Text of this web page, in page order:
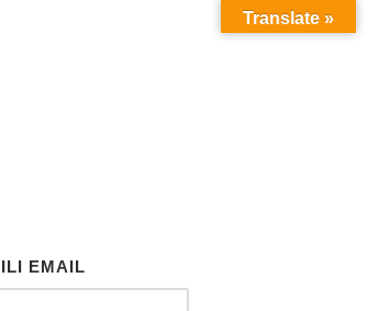
EMAIL
Translate »